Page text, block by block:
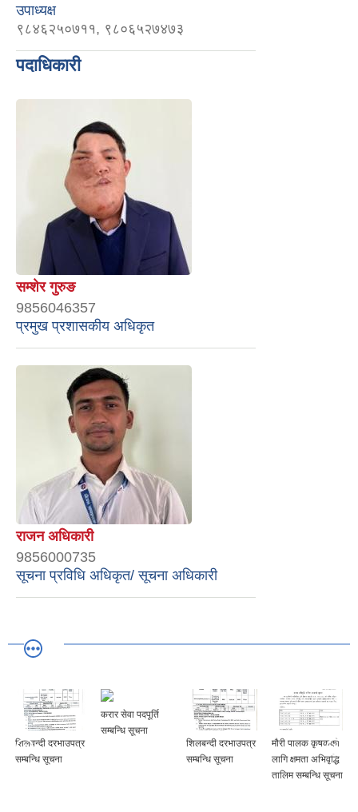
उपाध्यक्ष
९८४६२५०७११, ९८०६५२७४७३
पदाधिकारी
सम्शेर गुरुङ
9856046357
प्रमुख प्रशासकीय अधिकृत
राजन अधिकारी
9856000735
सूचना प्रविधि अधिकृत/ सूचना अधिकारी
करार सेवा पदपूर्ति
सम्बन्धि सूचना
मौरी पालक कृषकको
लागि क्षमता अभिवृद्धि
सुरक्षित बैदेशिक
रोजगार
अभिमुखीकरण